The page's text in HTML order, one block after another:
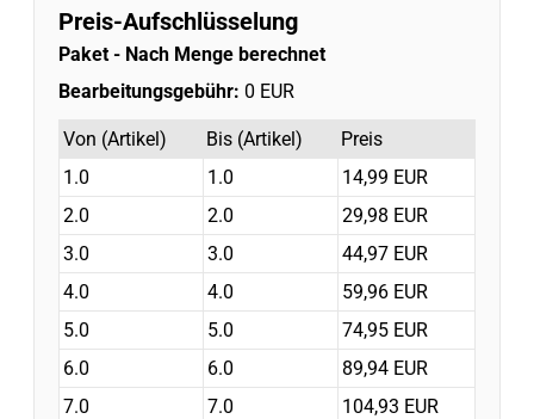
Preis-Aufschlüsselung
Paket - Nach Menge berechnet
Bearbeitungsgebühr: 0 EUR
Von (Artikel) Bis (Artikel)
Preis
1.0
1.0
14,99 EUR
2.0
2.0
29,98 EUR
3.0
3.0
44,97 EUR
4.0
4.0
59,96 EUR
5.0
5.0
74,95 EUR
6.0
6.0
89,94 EUR
7.0
7.0
104,93 EUR